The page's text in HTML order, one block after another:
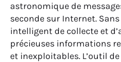
astronomique de
seconde sur Internet.
intelligent de collecte et
précieuses informations
et inexploitables. L’outil